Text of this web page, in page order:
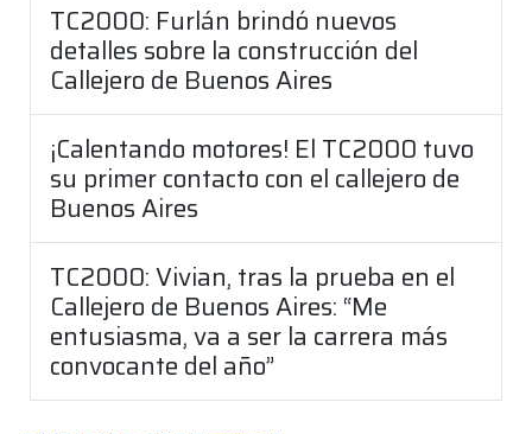
TC2000: Furlán brindó nuevos
detalles sobre la construcción del
Callejero de Buenos Aires
¡Calentando motores! El TC2000 tuvo
su primer contacto con el callejero de
Buenos Aires
TC2000: Vivian, tras la prueba en el
Callejero de Buenos Aires: “Me
entusiasma, va a ser la carrera más
convocante del año”